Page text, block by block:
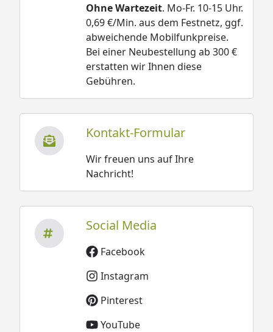
Ohne Wartezeit. Mo-Fr. 10-15 Uhr.
0,69 €/Min. aus dem Festnetz, ggf.
abweichende Mobilfunkpreise.
Bei einer Neubestellung ab 300 €
erstatten wir Ihnen diese
Gebühren.
Kontakt-Formular
Wir freuen uns auf Ihre
Nachricht!
Social Media
Facebook
Instagram
Pinterest
YouTube